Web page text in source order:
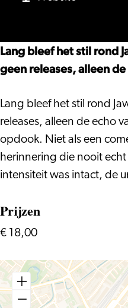
Lang bleef het stil rond
geen releases, alleen
Lang bleef het stil rond
releases, alleen de echo
opdook. Niet als een
herinnering die nooit
intensiteit was intact, de
Prijzen
€ 18,00